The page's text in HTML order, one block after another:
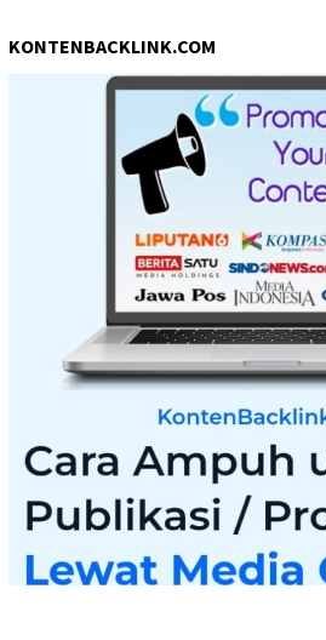
KONTENBACKLINK.COM